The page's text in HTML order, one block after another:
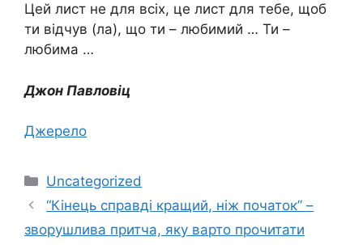
Цей лист не для всіх, це лист для тебе, щоб
ти відчув (ла), що ти – любимий … Ти –
любима …
Джон Павловіц
Джерело
Категорії
Uncategorized
“Кінець справді кращий, ніж початок” –
зворушлива притча, яку варто прочитати